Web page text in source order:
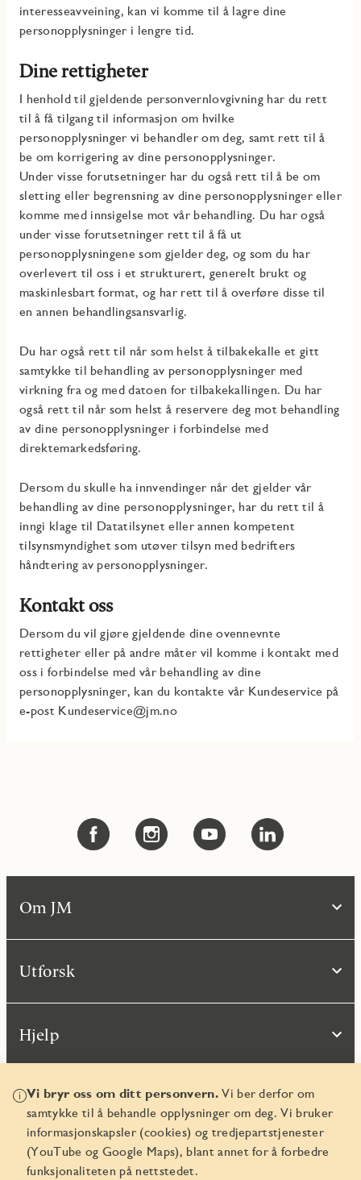
interesseavveining, kan vi komme til å lagre dine
personopplysninger i lengre tid.
Dine rettigheter
I henhold til gjeldende personvernlovgivning har du rett
til å få tilgang til informasjon om hvilke
personopplysninger vi behandler om deg, samt rett til å
be om korrigering av dine personopplysninger.
Under visse forutsetninger har du også rett til å be om
sletting eller begrensning av dine personopplysninger eller
komme med innsigelse mot vår behandling. Du har også
under visse forutsetninger rett til å få ut
personopplysningene som gjelder deg, og som du har
overlevert til oss i et strukturert, generelt brukt og
maskinlesbart format, og har rett til å overføre disse til
en annen behandlingsansvarlig.
Du har også rett til når som helst å tilbakekalle et gitt
samtykke til behandling av personopplysninger med
virkning fra og med datoen for tilbakekallingen. Du har
også rett til når som helst å reservere deg mot behandling
av dine personopplysninger i forbindelse med
direktemarkedsføring.
Dersom du skulle ha innvendinger når det gjelder vår
behandling av dine personopplysninger, har du rett til å
inngi klage til Datatilsynet eller annen kompetent
tilsynsmyndighet som utøver tilsyn med bedrifters
håndtering av personopplysninger.
Kontakt oss
Dersom du vil gjøre gjeldende dine ovennevnte
rettigheter eller på andre måter vil komme i kontakt med
oss i forbindelse med vår behandling av dine
personopplysninger, kan du kontakte vår Kundeservice på
e-post Kundeservice@jm.no
Vi bryr oss om ditt personvern.Vi ber derfor om
samtykke til å behandle opplysninger om deg. Vi bruker
informasjonskapsler (cookies) og tredjepartstjenester
(YouTube og Google Maps), blant annet for å forbedre
funksjonaliteten på nettstedet.
Om JM
Utforsk
Hjelp